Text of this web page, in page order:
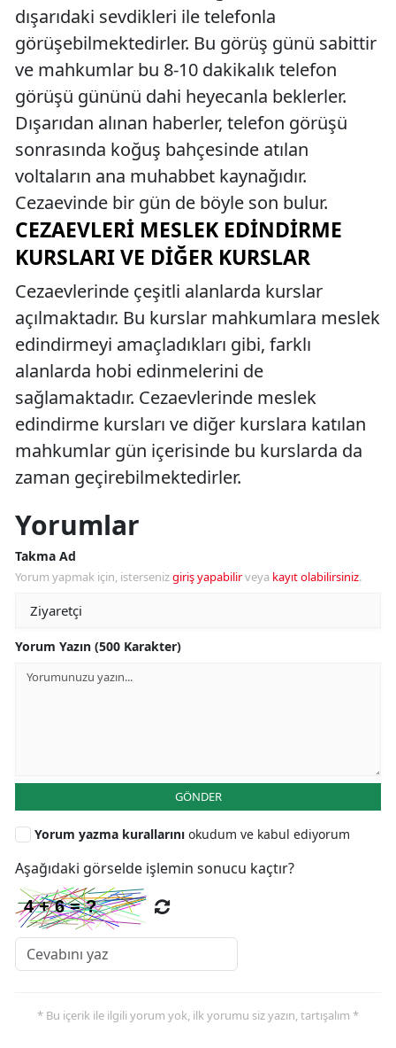
dışarıdaki sevdikleri ile telefonla
görüşebilmektedirler. Bu görüş günü sabittir
ve mahkumlar bu 8-10 dakikalık telefon
görüşü gününü dahi heyecanla beklerler.
Dışarıdan alınan haberler, telefon görüşü
sonrasında koğuş bahçesinde atılan
voltaların ana muhabbet kaynağıdır.
Cezaevinde bir gün de böyle son bulur.
CEZAEVLERI MESLEK EDINDIRME
KURSLARI VE DIĞER KURSLAR
Cezaevlerinde çeşitli alanlarda kurslar
açılmaktadır. Bu kurslar mahkumlara meslek
edindirmeyi amaçladıkları gibi, farklı
alanlarda hobi edinmelerini de
sağlamaktadır. Cezaevlerinde meslek
edindirme kursları ve diğer kurslara katılan
mahkumlar gün içerisinde bu kurslarda da
zaman geçirebilmektedirler.
Yorumlar
Takma Ad
Yorum yapmak için, istersenizgiriş yapabilirveya kayıt olabilirsiniz.
Yorum Yazın (500 Karakter)
GÖNDER
Yorum yazma kurallarını okudum ve kabul ediyorum
Aşağıdaki görselde işlemin sonucu kaçtır?
* Bu içerik ile ilgili yorum yok, ilk yorumu siz yazın, tartışalım *